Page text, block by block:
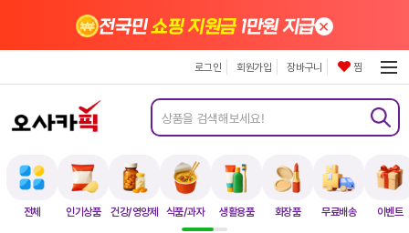
전체 인기상품 건강/영양제 식품/과자 생활용품 화장품 무료배송 이벤트
전국민쇼핑 지원금1만원 지급×
로그인 회원가입 장바구니 찜